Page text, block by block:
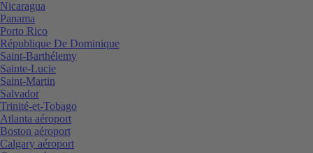
Nicaragua
Panama
Porto Rico
République De Dominique
Saint-Barthélemy
Sainte-Lucie
Saint-Martin
Salvador
Trinité-et-Tobago
Atlanta aéroport
Boston aéroport
Calgary aéroport